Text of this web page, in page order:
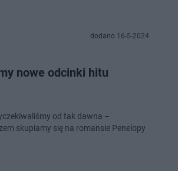
dodano 16-5-2024
nowe odcinki hitu
od tak dawna –
skupiamy się na romansie Penelopy